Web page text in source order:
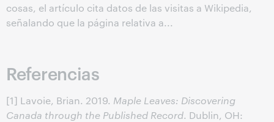
cosas, el artículo cita datos de las visitas a Wikipedia,
señalando que la página relativa a...
Referencias
[1] Lavoie, Brian. 2019. Maple Leaves: Discovering
Canada through the Published Record. Dublin, OH: